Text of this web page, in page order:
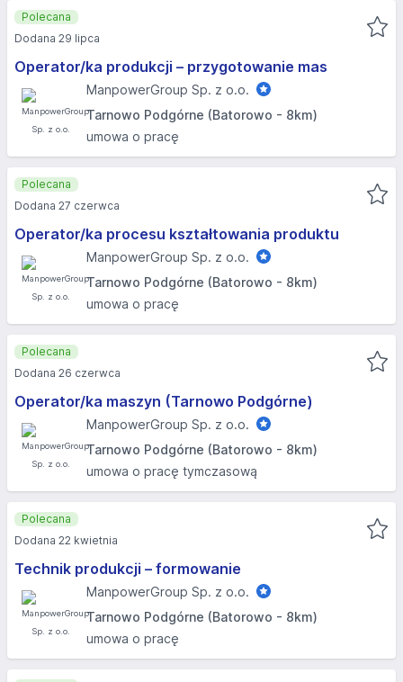
Operator/ka produkcji – przygotowanie mas
ManpowerGroup Sp. z o.o.
Tarnowo Podgórne (Batorowo - 8km)
umowa o pracę
Polecana
Dodana 29 lipca
Operator/ka procesu kształtowania produktu
ManpowerGroup Sp. z o.o.
Tarnowo Podgórne (Batorowo - 8km)
umowa o pracę
Polecana
Dodana 27 czerwca
Operator/ka maszyn (Tarnowo Podgórne)
ManpowerGroup Sp. z o.o.
Tarnowo Podgórne (Batorowo - 8km)
umowa o pracę tymczasową
Polecana
Dodana 26 czerwca
Technik produkcji – formowanie
ManpowerGroup Sp. z o.o.
Tarnowo Podgórne (Batorowo - 8km)
umowa o pracę
Polecana
Dodana 22 kwietnia